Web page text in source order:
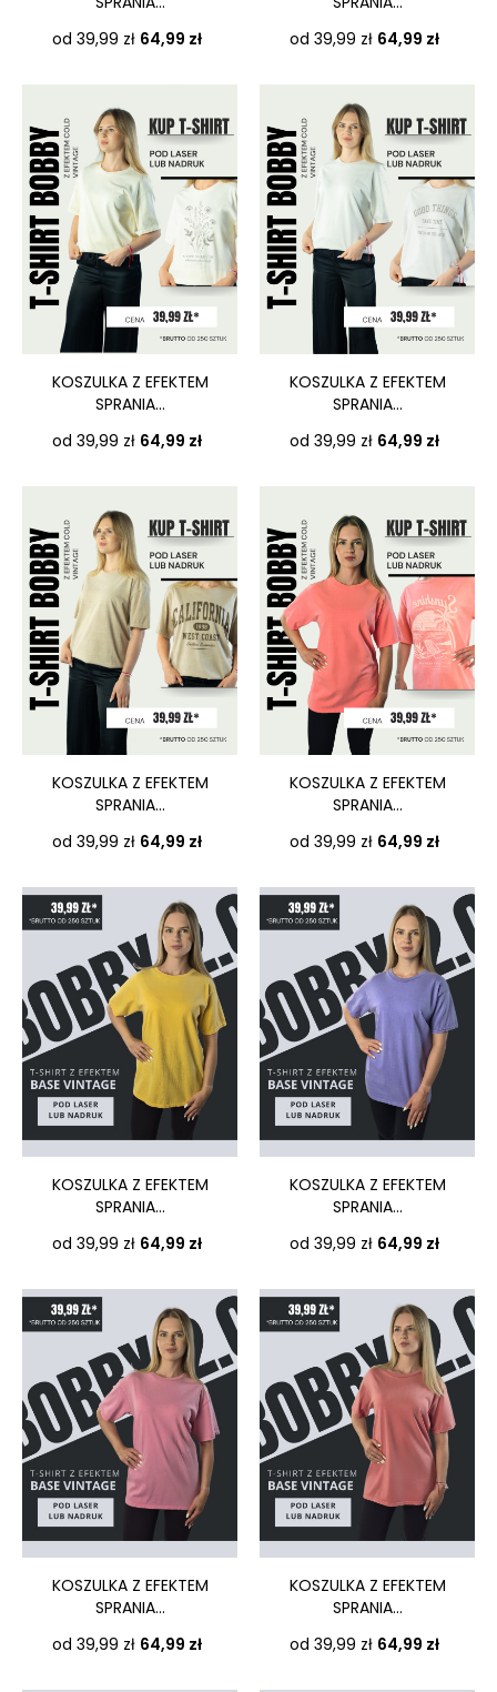
od 39,99 zł Cena
64,99 zł
od 39,99 zł Cena
64,99 zł
KOSZULKA Z EFEKTEM
SPRANIA...
od 39,99 zł Cena
64,99 zł
KOSZULKA Z EFEKTEM
SPRANIA...
od 39,99 zł Cena
64,99 zł
KOSZULKA Z EFEKTEM
SPRANIA...
od 39,99 zł Cena
64,99 zł
KOSZULKA Z EFEKTEM
SPRANIA...
od 39,99 zł Cena
64,99 zł
KOSZULKA Z EFEKTEM
SPRANIA...
od 39,99 zł Cena
64,99 zł
KOSZULKA Z EFEKTEM
SPRANIA...
od 39,99 zł Cena
64,99 zł
KOSZULKA Z EFEKTEM
SPRANIA...
od 39,99 zł Cena
64,99 zł
KOSZULKA Z EFEKTEM
SPRANIA...
od 39,99 zł Cena
64,99 zł